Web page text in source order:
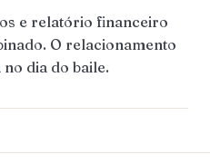
e relatório financeiro
O relacionamento
dia do baile.